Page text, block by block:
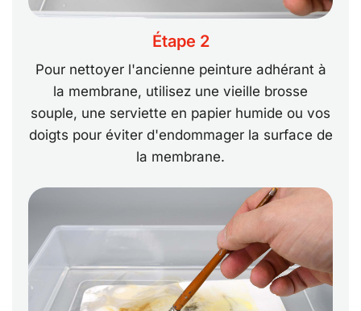
Étape 2
Pour nettoyer l'ancienne peinture adhérant à
la membrane, utilisez une vieille brosse
souple, une serviette en papier humide ou vos
doigts pour éviter d'endommager la surface de
la membrane.